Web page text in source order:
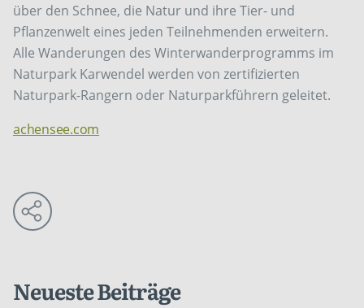
über den Schnee, die Natur und ihre Tier- und
Pflanzenwelt eines jeden Teilnehmenden erweitern.
Alle Wanderungen des Winterwanderprogramms im
Naturpark Karwendel werden von zertifizierten
Naturpark-Rangern oder Naturparkführern geleitet.
achensee.com
Neueste Beiträge